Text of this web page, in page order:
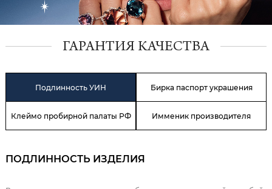
ГАРАНТИЯ КАЧЕСТВА
Подлинность УИН Бирка паспорт украшения
Клеймо пробирной палаты РФ Имменик производителя
ПОДЛИННОСТЬ ИЗДЕЛИЯ